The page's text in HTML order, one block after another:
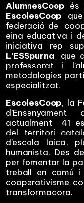
AlumnesCoop és
EscolesCoop
federació de
eina educativa i
iniciativa rep
L’ESSpurna, que
professorat i
metodologies
especialitzat.
EscolesCoop, la
actualment 41
del territori
d’escola laica,
humanista. Des
per fomentar la
treball en comú
cooperativisme
transformadora.